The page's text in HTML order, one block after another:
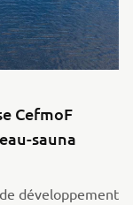
CefmoF
sauna
développement